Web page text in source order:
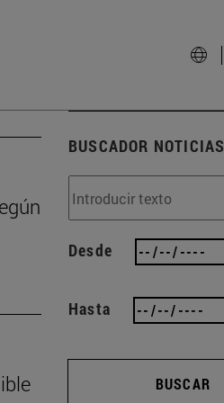
BUSCADOR NOTICIAS
Desde
Hasta
BUSCAR